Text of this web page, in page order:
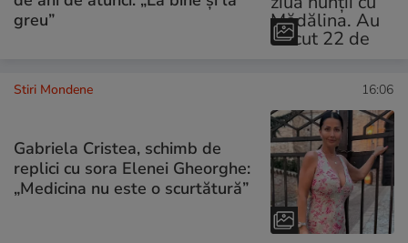
greu”
Stiri Mondene 16:06
Gabriela Cristea, schimb de
replici cu sora Elenei Gheorghe:
„Medicina nu este o scurtătură”